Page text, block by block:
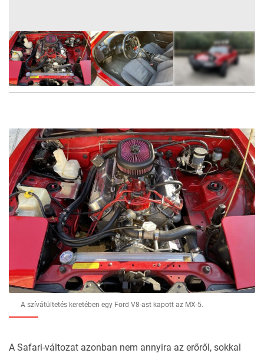
A szívátültetés keretében egy Ford V8-ast kapott az MX-5.
A Safari-változat azonban nem annyira az erőről, sokkal